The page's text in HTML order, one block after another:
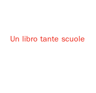
Un libro tante scuole